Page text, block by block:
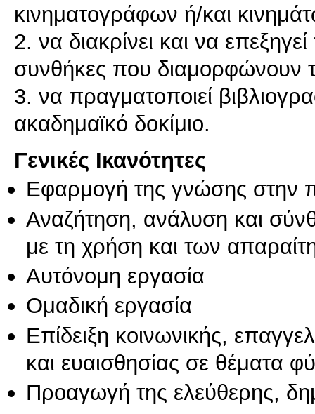
κινηματογράφων ή/και
2. να διακρίνει και να
συνθήκες που διαμορφώνουν
3. να πραγματοποιεί
Γενικές Ικανότητες
Εφαρμογή της γνώσης στην
Αναζήτηση, ανάλυση και
με τη χρήση και των
Αυτόνομη εργασία
Ομαδική εργασία
Επίδειξη κοινωνικής,
και ευαισθησίας σε θέματα
Προαγωγή της ελεύθερης,